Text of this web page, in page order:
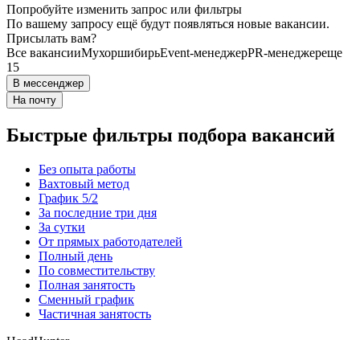
Попробуйте изменить запрос или фильтры
По вашему запросу ещё будут появляться новые вакансии.
Присылать вам?
Все вакансииМухоршибирьEvent-менеджерPR-менеджереще
15
В мессенджер
На почту
Быстрые фильтры подбора вакансий
Без опыта работы
Вахтовый метод
График 5/2
За последние три дня
За сутки
От прямых работодателей
Полный день
По совместительству
Полная занятость
Сменный график
Частичная занятость